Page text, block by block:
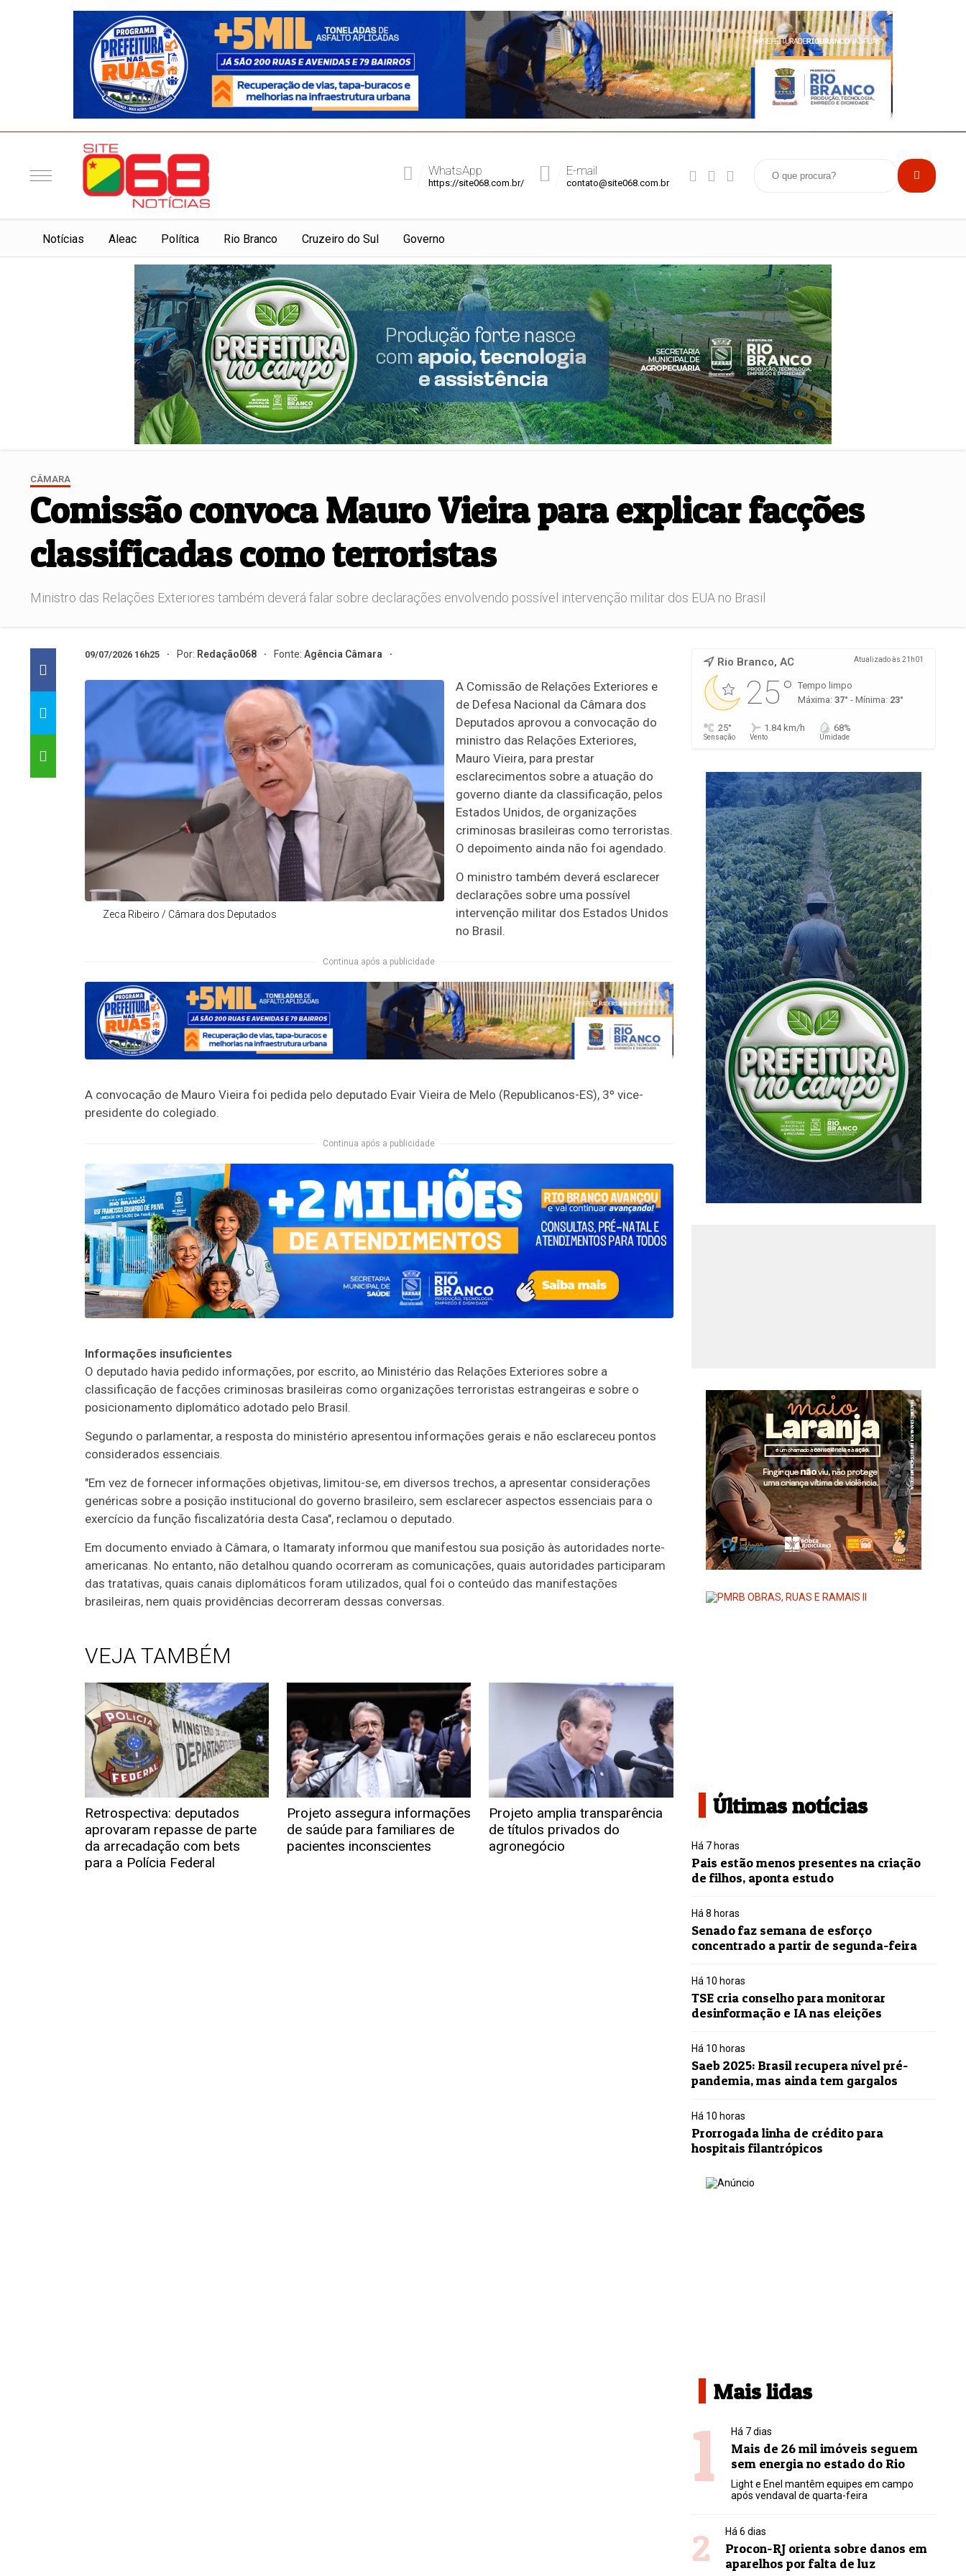
E-mail
contato@site068.com.br
WhatsApp
https://site068.com.br/
Notí­cias Aleac Política Rio Branco Cruzeiro do Sul Governo
CÂMARA
Comissão convoca Mauro Vieira para explicar facções
classificadas como terroristas
Ministro das Relações Exteriores também deverá falar sobre declarações envolvendo possível intervenção militar dos EUA no Brasil
09/07/2026 16h25 Por: Redação068 Fonte: Agência Câmara
Zeca Ribeiro / Câmara dos Deputados
A Comissão de Relações Exteriores e
de Defesa Nacional da Câmara dos
Deputados aprovou a convocação do
ministro das Relações Exteriores,
Mauro Vieira, para prestar
esclarecimentos sobre a atuação do
governo diante da classificação, pelos
Estados Unidos, de organizações
criminosas brasileiras como terroristas.
O depoimento ainda não foi agendado.
O ministro também deverá esclarecer
declarações sobre uma possível
intervenção militar dos Estados Unidos
no Brasil.
Continua após a publicidade
A convocação de Mauro Vieira foi pedida pelo deputado Evair Vieira de Melo (Republicanos-ES), 3º vice-
presidente do colegiado.
Continua após a publicidade
Informações insuficientes
O deputado havia pedido informações, por escrito, ao Ministério das Relações Exteriores sobre a
classificação de facções criminosas brasileiras como organizações terroristas estrangeiras e sobre o
posicionamento diplomático adotado pelo Brasil.
Segundo o parlamentar, a resposta do ministério apresentou informações gerais e não esclareceu pontos
considerados essenciais.
"Em vez de fornecer informações objetivas, limitou-se, em diversos trechos, a apresentar considerações
genéricas sobre a posição institucional do governo brasileiro, sem esclarecer aspectos essenciais para o
exercício da função fiscalizatória desta Casa", reclamou o deputado.
Em documento enviado à Câmara, o Itamaraty informou que manifestou sua posição às autoridades norte-
americanas. No entanto, não detalhou quando ocorreram as comunicações, quais autoridades participaram
das tratativas, quais canais diplomáticos foram utilizados, qual foi o conteúdo das manifestações
brasileiras, nem quais providências decorreram dessas conversas.
VEJA TAMBÉM
Retrospectiva: deputados
aprovaram repasse de parte
da arrecadação com bets
para a Polícia Federal
Projeto assegura informações
de saúde para familiares de
pacientes inconscientes
Projeto amplia transparência
de títulos privados do
agronegócio
Rio Branco, AC Atualizado às 21h01
25°
Tempo limpo
Máxima:37° - Mínima: 23°
25°
Sensação
1.84 km/h
Vento
68%
Umidade
Últimas notícias
Há 7 horas
Pais estão menos presentes na criação
de filhos, aponta estudo
Há 8 horas
Senado faz semana de esforço
concentrado a partir de segunda-feira
Há 10 horas
TSE cria conselho para monitorar
desinformação e IA nas eleições
Há 10 horas
Saeb 2025: Brasil recupera nível pré-
pandemia, mas ainda tem gargalos
Há 10 horas
Prorrogada linha de crédito para
hospitais filantrópicos
Mais lidas
1 Há 7 dias
Mais de 26 mil imóveis seguem
sem energia no estado do Rio
Light e Enel mantêm equipes em campo
após vendaval de quarta-feira
2 Há 6 dias
Procon-RJ orienta sobre danos em
aparelhos por falta de luz